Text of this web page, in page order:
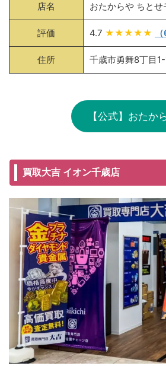
店名 おたからや ちとせ
評価 4.7 ★★★★★
住所 千歳市勇舞8丁目
【公式】おたか
買取大吉 イオン千歳店